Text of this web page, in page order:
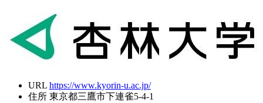
URL https://www.kyorin-u.ac.jp/
住所 東京都三鷹市下連雀5-4-1